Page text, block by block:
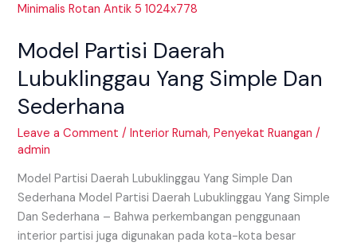
Model Partisi Daerah
Lubuklinggau Yang Simple Dan
Sederhana
Leave a Comment /Interior Rumah,Penyekat Ruangan /
admin
Model Partisi Daerah Lubuklinggau Yang Simple Dan
Sederhana Model Partisi Daerah Lubuklinggau Yang Simple
Dan Sederhana – Bahwa perkembangan penggunaan
interior partisi juga digunakan pada kota-kota besar
Partisi
Lubuklinggau
Simple
Dan